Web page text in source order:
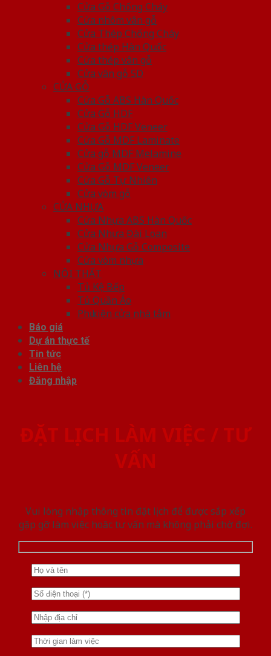
Cửa Gỗ Chống Cháy
Cửa nhôm vân gỗ
Cửa Thép Chống Cháy
Cửa thép Hàn Quốc
Cửa thép vân gỗ
Cửa vân gỗ 5D
CỬA GỖ
Cửa Gỗ ABS Hàn Quốc
Cửa Gỗ HDF
Cửa Gỗ HDF Veneer
Cửa Gỗ MDF Laminate
Cửa gỗ MDF Melamine
Cửa Gỗ MDF Veneer
Cửa Gỗ Tự Nhiên
Cửa vòm gỗ
CỬA NHỰA
Cửa Nhựa ABS Hàn Quốc
Cửa Nhựa Đài Loan
Cửa Nhựa Gỗ Composite
Cửa vòm nhựa
NỘI THẤT
Tủ Kệ Bếp
Tủ Quần Áo
Phụ kiện cửa nhà tắm
Báo giá
Dự án thực tế
Tin tức
Liên hệ
Đăng nhập
ĐẶT LỊCH LÀM VIỆC / TƯ
VẤN
Vui lòng nhập thông tin đặt lịch để được sắp xếp
gặp gỡ làm việc hoăc tư vấn mà không phải chờ đợi.